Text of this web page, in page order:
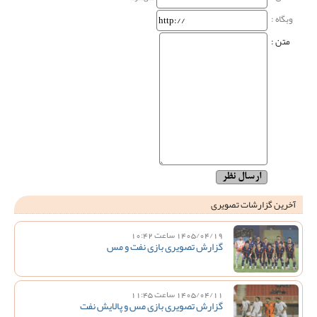
وبگاه‌ :
متن :
آخرین گزارشات تصویری
1405/04/19 ساعت 10:42
گزارش تصویری بازی نفت و مس
1405/04/11 ساعت 11:45
گزارش تصویری بازی مس و پالایش نفت